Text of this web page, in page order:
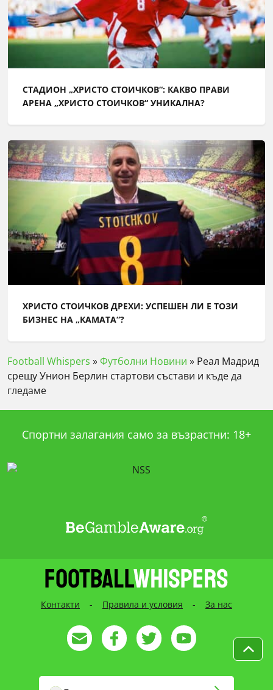
СТАДИОН „ХРИСТО СТОИЧКОВ“: КАКВО ПРАВИ
АРЕНА „ХРИСТО СТОИЧКОВ“ УНИКАЛНА?
ХРИСТО СТОИЧКОВ ДРЕХИ: УСПЕШЕН ЛИ Е ТОЗИ
БИЗНЕС НА „КАМАТА“?
Football Whispers »Футболни Новини » Реал Мадрид
срещу Унион Берлин стартови състави и къде да
гледаме
Спортни залагания само за възрастни: 18+
Контакти - Правила и условия - За нас